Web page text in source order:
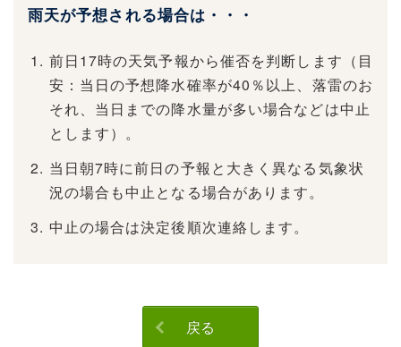
雨天が予想される場合は・・・
前日17時の天気予報から催否を判断します（目
安：当日の予想降水確率が40％以上、落雷のお
それ、当日までの降水量が多い場合などは中止
とします）。
当日朝7時に前日の予報と大きく異なる気象状
況の場合も中止となる場合があります。
中止の場合は決定後順次連絡します。
戻る